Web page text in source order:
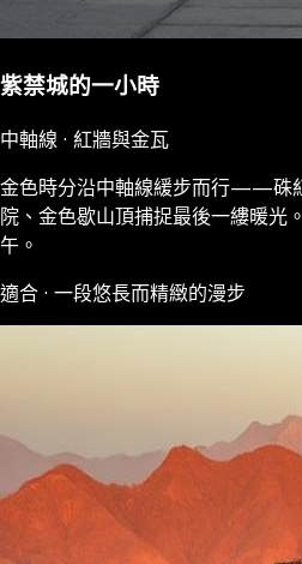
紫禁城的一小時
中軸線 · 紅牆與金瓦
金色時分沿中軸線緩步而行——硃
院、金色歇山頂捕捉最後一縷暖光
午。
適合 · 一段悠長而精緻的漫步